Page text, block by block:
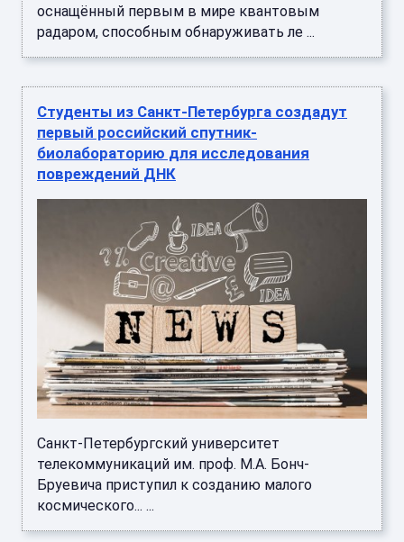
оснащённый первым в мире квантовым
радаром, способным обнаруживать ле ...
Студенты из Санкт-Петербурга создадут
первый российский спутник-
биолабораторию для исследования
повреждений ДНК
Санкт-Петербургский университет
телекоммуникаций им. проф. М.А. Бонч-
Бруевича приступил к созданию малого
космического... ...